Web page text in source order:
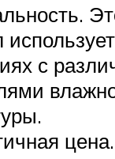
с
цена.